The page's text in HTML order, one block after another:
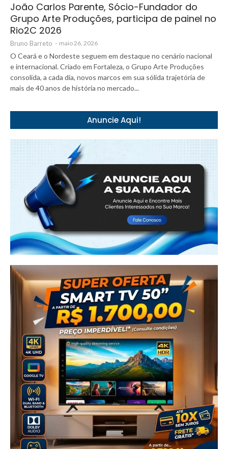
João Carlos Parente, Sócio-Fundador do
Grupo Arte Produções, participa de painel no
Rio2C 2026
Bruno Barreto - maio 26, 2026
O Ceará e o Nordeste seguem em destaque no cenário nacional
e internacional. Criado em Fortaleza, o Grupo Arte Produções
consolida, a cada dia, novos marcos em sua sólida trajetória de
mais de 40 anos de história no mercado...
Anuncie Aqui!